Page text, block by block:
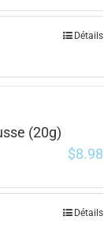
Détails
(20g)
$8.98
Détails